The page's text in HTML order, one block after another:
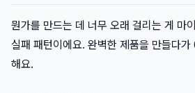
뭔가를 만드는 데 너무 오래 걸리는 게 마
실패 패턴이에요. 완벽한 제품을 만들다
해요.